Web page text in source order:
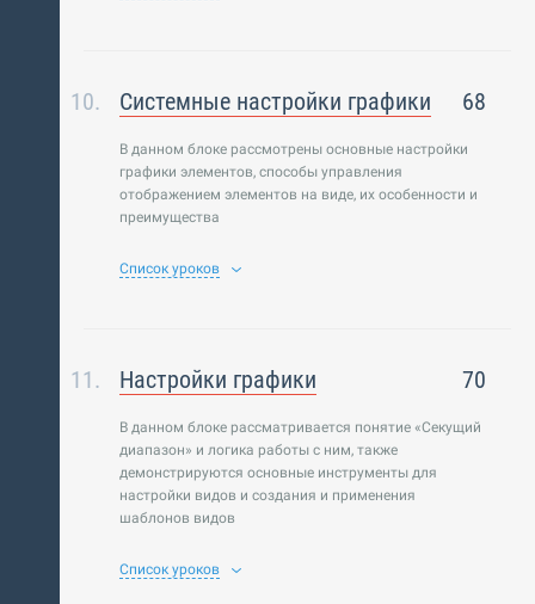
Системные настройки графики 68
В данном блоке рассмотрены основные настройки
графики элементов, способы управления
отображением элементов на виде, их особенности и
преимущества
Список уроков
Настройки графики 70
В данном блоке рассматривается понятие «Секущий
диапазон» и логика работы с ним, также
демонстрируются основные инструменты для
настройки видов и создания и применения
шаблонов видов
Список уроков